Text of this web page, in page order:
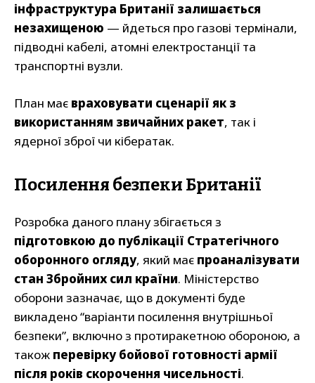
інфраструктура Британії залишається
незахищеною — йдеться про газові термінали,
підводні кабелі, атомні електростанції та
транспортні вузли.
План має враховувати сценарії як з
використанням звичайних ракет, так і
ядерної зброї чи кібератак.
Посилення безпеки Британії
Розробка даного плану збігається з
підготовкою до публікації Стратегічного
оборонного огляду, який має проаналізувати
стан Збройних сил країни. Міністерство
оборони зазначає, що в документі буде
викладено “варіанти посилення внутрішньої
безпеки”, включно з протиракетною обороною, а
також перевірку бойової готовності армії
після років скорочення чисельності.